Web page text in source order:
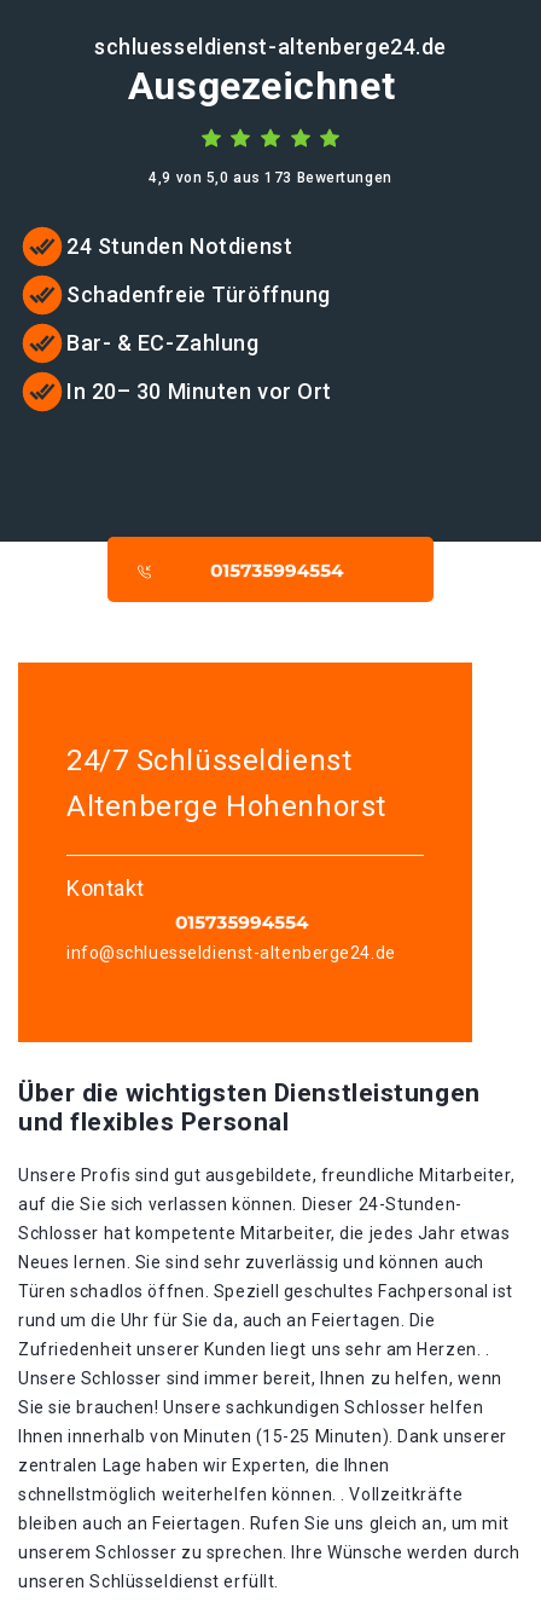
schluesseldienst-altenberge24.de
Ausgezeichnet
4,9 von 5,0 aus 173 Bewertungen
24 Stunden Notdienst
Schadenfreie Türöffnung
Bar- & EC-Zahlung
In 20– 30 Minuten vor Ort
24/7 Schlüsseldienst
Altenberge Hohenhorst
Kontakt
info@schluesseldienst-altenberge24.de
Über die wichtigsten Dienstleistungen
und flexibles Personal
Unsere Profis sind gut ausgebildete, freundliche Mitarbeiter,
auf die Sie sich verlassen können. Dieser 24-Stunden-
Schlosser hat kompetente Mitarbeiter, die jedes Jahr etwas
Neues lernen. Sie sind sehr zuverlässig und können auch
Türen schadlos öffnen. Speziell geschultes Fachpersonal ist
rund um die Uhr für Sie da, auch an Feiertagen. Die
Zufriedenheit unserer Kunden liegt uns sehr am Herzen. .
Unsere Schlosser sind immer bereit, Ihnen zu helfen, wenn
Sie sie brauchen! Unsere sachkundigen Schlosser helfen
Ihnen innerhalb von Minuten (15-25 Minuten). Dank unserer
zentralen Lage haben wir Experten, die Ihnen
schnellstmöglich weiterhelfen können. . Vollzeitkräfte
bleiben auch an Feiertagen. Rufen Sie uns gleich an, um mit
unserem Schlosser zu sprechen. Ihre Wünsche werden durch
unseren Schlüsseldienst erfüllt.